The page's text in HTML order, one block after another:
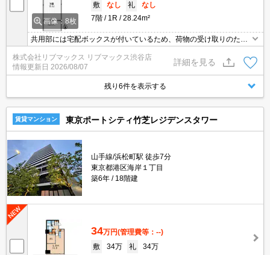
画像：8枚
敷 なし 礼
なし
7階
1R 28.24m²
共用部には宅配ボックスが付いているため、荷物の受け取りのため
に早く帰宅する必要がありません。セキュリティ面は、TVインター
ホン・オートロックなどを設置しているので安全面でも優れており
ます。収納はシューズボックス・クロゼットなどが備え付けられて
いるので、衣類や日用品の収納に重宝します。こちらは家賃15.6万
株式会社リブマックス リブマックス渋谷店
情報更新日 2026/08/07
詳細を見る
残り6件を表示する
賃貸マンション 東京ポートシティ竹芝レジデンスタワー
山手線/浜松町駅 徒歩7分
東京都港区海岸１丁目
築6年
18階建
34万円(管理費等：--)
敷
34万 礼
34万